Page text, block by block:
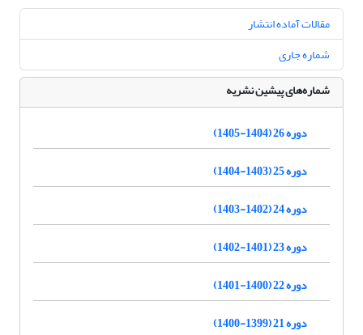
مقالات آماده انتشار
شماره جاری
شماره‌های پیشین نشریه
دوره 26 (1404-1405)
دوره 25 (1403-1404)
دوره 24 (1402-1403)
دوره 23 (1401-1402)
دوره 22 (1400-1401)
دوره 21 (1399-1400)